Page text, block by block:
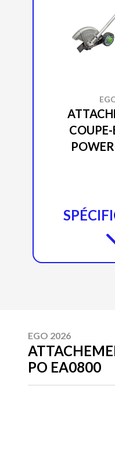
EGO 2026
PO EA0800